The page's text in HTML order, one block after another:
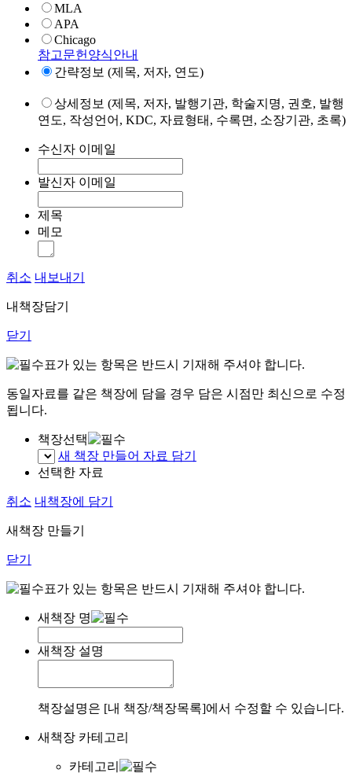
MLA
APA
Chicago
참고문헌양식안내
간략정보 (제목, 저자, 연도)
상세정보 (제목, 저자, 발행기관, 학술지명, 권호, 발행
연도, 작성언어, KDC, 자료형태, 수록면, 소장기관, 초록)
수신자 이메일
발신자 이메일
제목
메모
취소 내보내기
내책장담기
닫기
표가 있는 항목은 반드시 기재해 주셔야 합니다.
동일자료를 같은 책장에 담을 경우 담은 시점만 최신으로 수정
됩니다.
책장선택
새 책장 만들어 자료 담기
선택한 자료
취소 내책장에 담기
새책장 만들기
닫기
표가 있는 항목은 반드시 기재해 주셔야 합니다.
새책장 명
새책장 설명
책장설명은 [내 책장/책장목록]에서 수정할 수 있습니다.
새책장 카테고리
카테고리